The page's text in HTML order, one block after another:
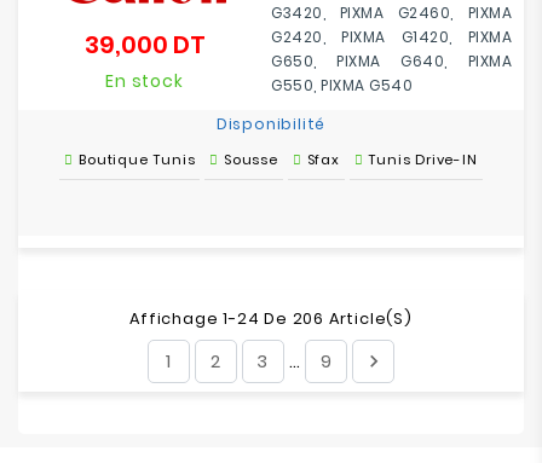
G3420, PIXMA G2460, PIXMA
G2420, PIXMA G1420, PIXMA
G650, PIXMA G640, PIXMA
G550, PIXMA G540
39,000 DTPrix
En stock
Disponibilité
Boutique Tunis Sousse Sfax Tunis Drive-IN
Affichage 1-24 De 206 Article(s)
1 2 3 … 9 